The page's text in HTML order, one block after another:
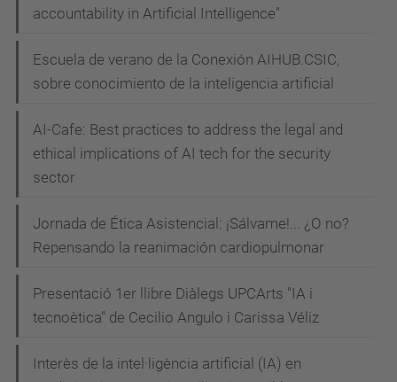
accountability in Artificial Intelligence"
Escuela de verano de la Conexión AIHUB.CSIC,
sobre conocimiento de la inteligencia artificial
AI-Cafe: Best practices to address the legal and
ethical implications of AI tech for the security
sector
Jornada de Ética Asistencial: ¡Sálvame!... ¿O no?
Repensando la reanimación cardiopulmonar
Presentació 1er llibre Diàlegs UPCArts "IA i
tecnoètica" de Cecilio Angulo i Carissa Véliz
Interès de la intel·ligència artificial (IA) en